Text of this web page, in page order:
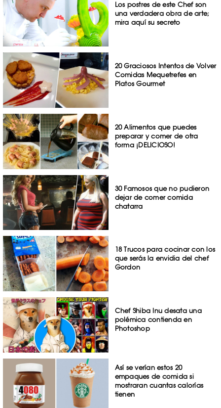
Los postres de este Chef son
una verdadera obra de arte;
mira aquí su secreto
20 Graciosos Intentos de Volver
Comidas Mequetrefes en
Platos Gourmet
20 Alimentos que puedes
preparar y comer de otra
forma ¡DELICIOSO!
30 Famosos que no pudieron
dejar de comer comida
chatarra
18 Trucos para cocinar con los
que serás la envidia del chef
Gordon
Chef Shiba Inu desata una
polémica contienda en
Photoshop
Así se verían estos 20
empaques de comida si
mostraran cuantas calorías
tienen